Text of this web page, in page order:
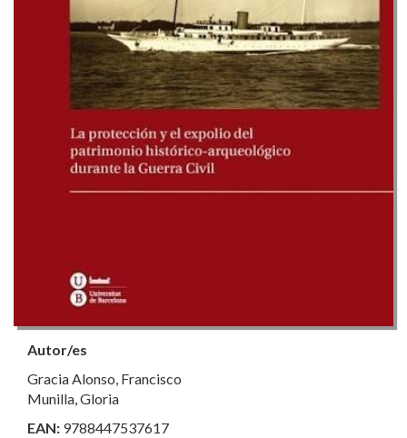
Autor/es
Gracia Alonso, Francisco
Munilla, Gloria
EAN: 9788447537617